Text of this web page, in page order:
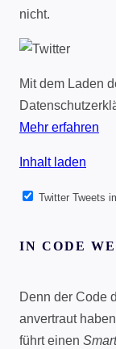
nicht.
Mit dem Laden
Mehr erfahren
Inhalt laden
Twitter Tweets
IN CODE
Denn der Code
anvertraut
führt einen